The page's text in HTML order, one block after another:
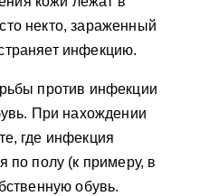
некто, зараженный
инфекцию.
против инфекции
При нахождении
где инфекция
по полу (к примеру, в
обувь.